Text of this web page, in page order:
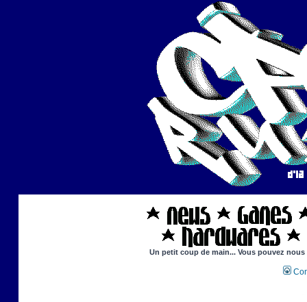
Un petit coup de main... Vous pouvez